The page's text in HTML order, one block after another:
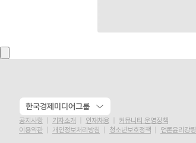
한국경제미디어그룹
공지사항 기자소개 인재채용
커뮤니티 운영정책
이용약관
개인정보처리방침 청소년보호정책
언론윤리강령